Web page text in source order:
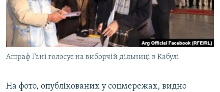
Ашраф Гані голосує на виборчій дільниці в Кабулі
На фото, опублікованих у соцмережах, видно